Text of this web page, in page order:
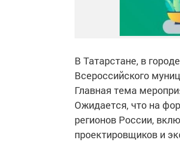
В Татарстане, в
Всероссийского
Главная тема
Ожидается, что на
регионов России,
проектировщиков и